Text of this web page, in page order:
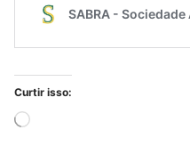
Curtir isso:
Carregando...